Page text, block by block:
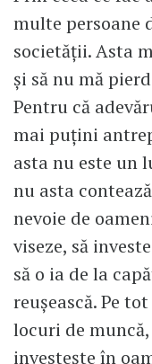
multe persoane
societății. Asta
și să nu mă
Pentru că
mai puțini
asta nu este un
nu asta
nevoie de
viseze, să
să o ia de la
reușească. Pe
locuri de
investește în